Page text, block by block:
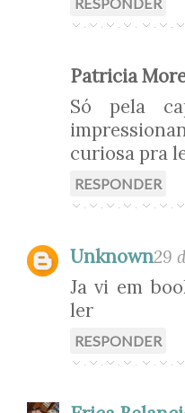
Patricia
Só pela
curiosa pra
RESPONDER
Unknown29
Ja vi em
ler
RESPONDER